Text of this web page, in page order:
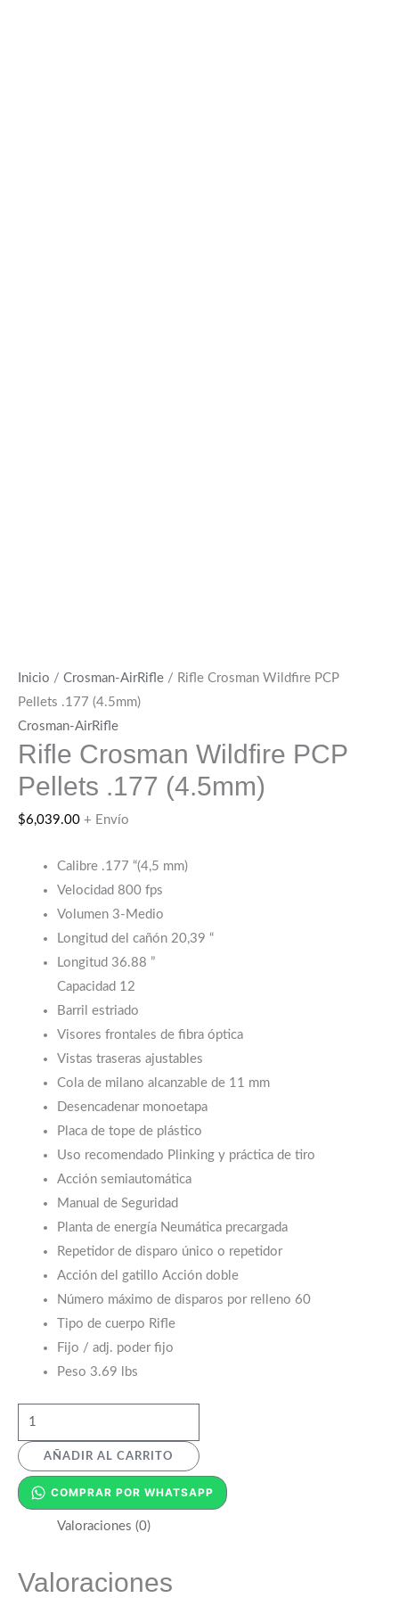
Inicio / Crosman-AirRifle / Rifle Crosman Wildfire PCP
Pellets .177 (4.5mm)
Crosman-AirRifle
Rifle Crosman Wildfire PCP
Pellets .177 (4.5mm)
$6,039.00 + Envío
Calibre .177 “(4,5 mm)
Velocidad 800 fps
Volumen 3-Medio
Longitud del cañón 20,39 “
Longitud 36.88 ”
Capacidad 12
Barril estriado
Visores frontales de fibra óptica
Vistas traseras ajustables
Cola de milano alcanzable de 11 mm
Desencadenar monoetapa
Placa de tope de plástico
Uso recomendado Plinking y práctica de tiro
Acción semiautomática
Manual de Seguridad
Planta de energía Neumática precargada
Repetidor de disparo único o repetidor
Acción del gatillo Acción doble
Número máximo de disparos por relleno 60
Tipo de cuerpo Rifle
Fijo / adj. poder fijo
Peso 3.69 lbs
AÑADIR AL CARRITO
COMPRAR POR WHATSAPP
Valoraciones (0)
Valoraciones